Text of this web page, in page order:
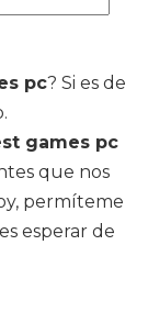
pc? Si es de
games pc
que nos
permíteme
esperar de